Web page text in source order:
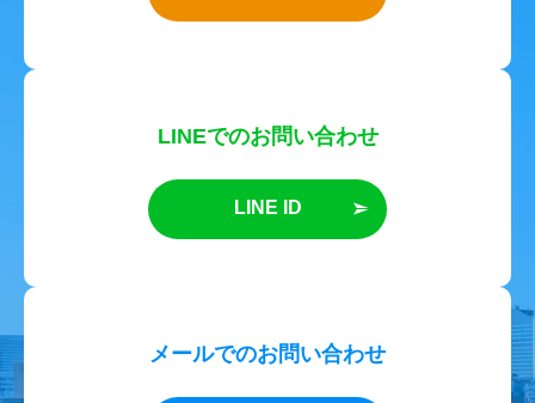
LINEでのお問い合わせ
LINE ID
メールでのお問い合わせ